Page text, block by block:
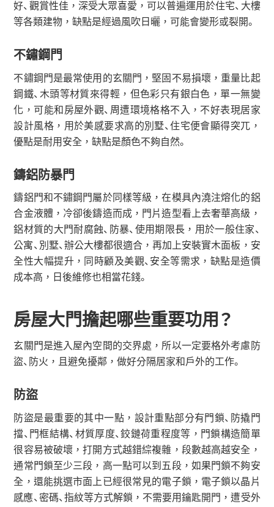
好、觀賞性佳，深受大眾喜愛，可以普遍運用於住宅、大樓
等各類建物，缺點是經過風吹日曬，可能會變形或裂開。
不鏽鋼門
不鏽鋼門是最常使用的玄關門，堅固不易損壞，重量比起
鋼鐵、木頭等材質來得輕，但色彩只有銀白色，單一無變
化，可能和房屋外觀、周遭環境格格不入，不好表現居家
設計風格，用於美感要求高的別墅、住宅便會顯得突兀，
優點是耐用安全，缺點是顏色不夠自然。
鑄鋁防暴門
鑄鋁門和不鏽鋼門屬於同樣等級，在模具內澆注熔化的鋁
合金液體，冷卻後鑄造而成，門片造型看上去奢華高級，
鋁材質的大門耐腐蝕、防暴、使用期限長，用於一般住家、
公寓、別墅、辦公大樓都很適合，再加上安裝實木面板，安
全性大幅提升，同時顧及美觀、安全等需求，缺點是造價
成本高，日後維修也相當花錢。
房屋大門擔起哪些重要功用？
玄關門是進入屋內空間的交界處，所以一定要格外考慮防
盜、防火，且避免擾鄰，做好分隔居家和戶外的工作。
防盜
防盜是最重要的其中一點，設計重點部分有門鎖、防撬門
擋、門框結構、材質厚度、鉸鏈荷重程度等，門鎖構造簡單
很容易被破壞，打開方式越錯綜複雜，段數越高越安全，
通常門鎖至少三段，高一點可以到五段，如果門鎖不夠安
全，還能挑選市面上已經很常見的電子鎖，電子鎖以晶片
感應、密碼、指紋等方式解鎖，不需要用鑰匙開門，遭受外